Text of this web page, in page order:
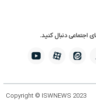
اجتماعی دنبال کنید.
Copyright © ISWNEWS 2023